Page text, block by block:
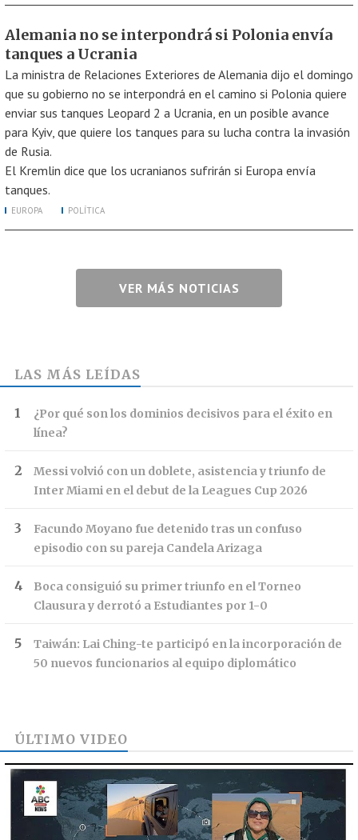
Alemania no se interpondrá si Polonia envía
tanques a Ucrania
La ministra de Relaciones Exteriores de Alemania dijo el domingo
que su gobierno no se interpondrá en el camino si Polonia quiere
enviar sus tanques Leopard 2 a Ucrania, en un posible avance
para Kyiv, que quiere los tanques para su lucha contra la invasión
de Rusia.
El Kremlin dice que los ucranianos sufrirán si Europa envía
tanques.
EUROPA POLÍTICA
VER MÁS NOTICIAS
LAS MÁS LEÍDAS
¿Por qué son los dominios decisivos para el éxito en
línea?
Messi volvió con un doblete, asistencia y triunfo de
Inter Miami en el debut de la Leagues Cup 2026
Facundo Moyano fue detenido tras un confuso
episodio con su pareja Candela Arizaga
Boca consiguió su primer triunfo en el Torneo
Clausura y derrotó a Estudiantes por 1-0
Taiwán: Lai Ching-te participó en la incorporación de
50 nuevos funcionarios al equipo diplomático
ÚLTIMO VIDEO